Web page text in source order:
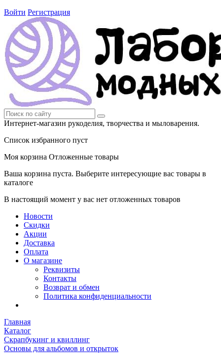
Войти Регистрация
Интернет-магазин рукоделия, творчества и мыловарения.
Список избранного пуст
Моя корзина Отложенные товары
Ваша корзина пуста. Выберите интересующие вас товары в
каталоге
В настоящий момент у вас нет отложенных товаров
Новости
Скидки
Акции
Доставка
Оплата
О магазине
Реквизиты
Контакты
Возврат и обмен
Политика конфиденциальности
Главная
Каталог
Скрапбукинг и квиллинг
Основы для альбомов и открыток